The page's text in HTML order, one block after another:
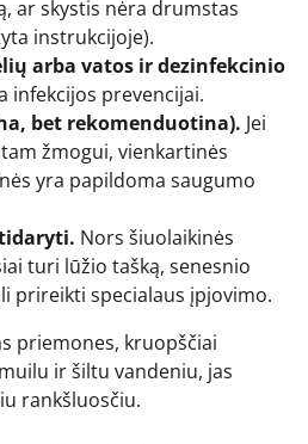
ar skystis nėra drumstas
instrukcijoje).
arba vatos ir dezinfekcinio
infekcijos prevencijai.
bet rekomenduotina). Jei
žmogui, vienkartinės
yra papildoma saugumo
Nors šiuolaikinės
turi lūžio tašką, senesnio
prireikti specialaus įpjovimo.
priemones, kruopščiai
ir šiltu vandeniu, jas
rankšluosčiu.